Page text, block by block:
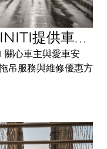
關心車主與愛車安
吊服務與維修優惠方